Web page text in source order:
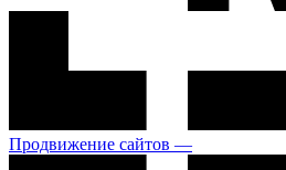
Продвижение сайтов —